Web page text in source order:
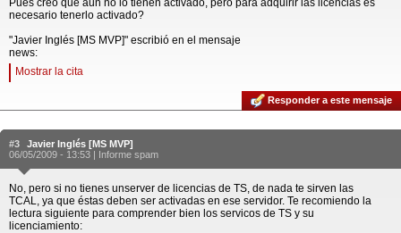
Pues creo que aun no lo tienen activado, pero para adquirir las licencias es
necesario tenerlo activado?
"Javier Inglés [MS MVP]" escribió en el mensaje
news:
Mostrar la cita
Responder a este mensaje
#3
Javier Inglés [MS MVP]
06/05/2009 - 13:53 | Informe spam
No, pero si no tienes unserver de licencias de TS, de nada te sirven las
TCAL, ya que éstas deben ser activadas en ese servidor. Te recomiendo la
lectura siguiente para comprender bien los servicos de TS y su
licenciamiento: